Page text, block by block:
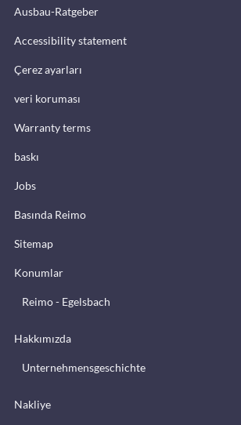
Ausbau-Ratgeber
Accessibility statement
Çerez ayarları
veri koruması
Warranty terms
baskı
Jobs
Basında Reimo
Sitemap
Konumlar
Reimo - Egelsbach
Hakkımızda
Unternehmensgeschichte
Nakliye